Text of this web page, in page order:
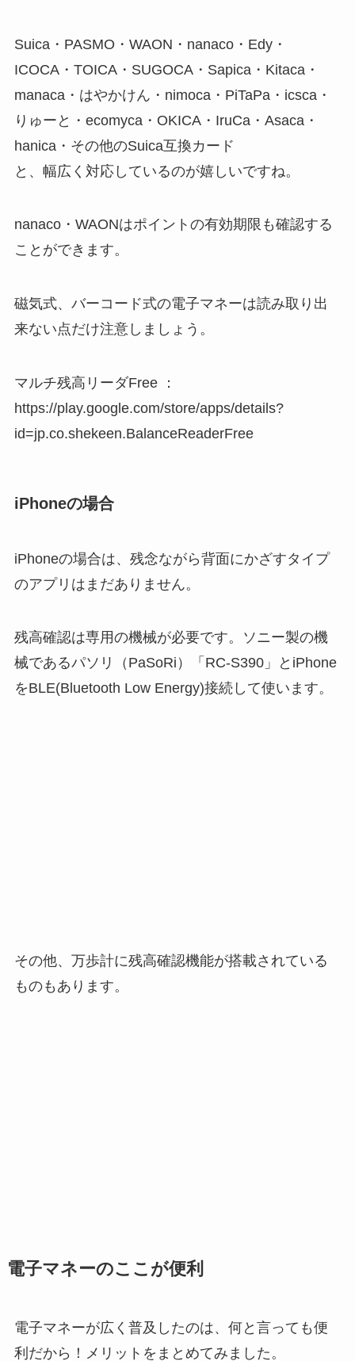
Suica・PASMO・WAON・nanaco・Edy・
ICOCA・TOICA・SUGOCA・Sapica・Kitaca・
manaca・はやかけん・nimoca・PiTaPa・icsca・
りゅーと・ecomyca・OKICA・IruCa・Asaca・
hanica・その他のSuica互換カード
と、幅広く対応しているのが嬉しいですね。
nanaco・WAONはポイントの有効期限も確認する
ことができます。
磁気式、バーコード式の電子マネーは読み取り出
来ない点だけ注意しましょう。
マルチ残高リーダFree ：
https://play.google.com/store/apps/details?
id=jp.co.shekeen.BalanceReaderFree
iPhoneの場合
iPhoneの場合は、残念ながら背面にかざすタイプ
のアプリはまだありません。
残高確認は専用の機械が必要です。ソニー製の機
械であるパソリ（PaSoRi）「RC-S390」とiPhone
をBLE(Bluetooth Low Energy)接続して使います。
その他、万歩計に残高確認機能が搭載されている
ものもあります。
電子マネーのここが便利
電子マネーが広く普及したのは、何と言っても便
利だから！メリットをまとめてみました。